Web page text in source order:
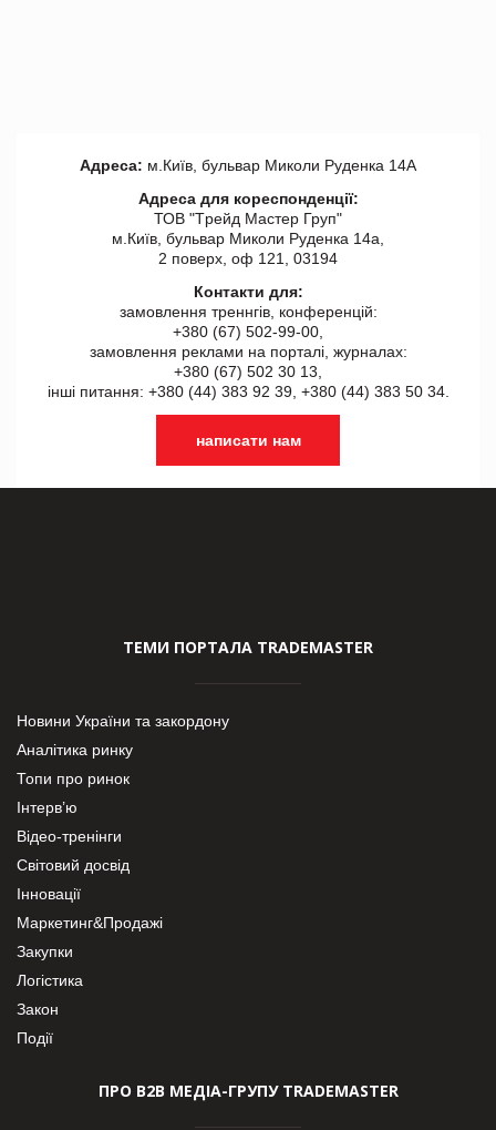
Адреса: м.Київ, бульвар Миколи Руденка 14А
Адреса для кореспонденції:
ТОВ "Tрейд Мастер Груп"
м.Київ, бульвар Миколи Руденка 14а,
2 поверх, оф 121, 03194
Контакти для:
замовлення треннгів, конференцій:
+380 (67) 502-99-00,
замовлення реклами на порталі, журналах:
+380 (67) 502 30 13,
інші питання: +380 (44) 383 92 39, +380 (44) 383 50 34.
написати нам
ТЕМИ ПОРТАЛА TRADEMASTER
Новини України та закордону
Аналітика ринку
Топи про ринок
Інтерв’ю
Відео-тренінги
Світовий досвід
Інновації
Маркетинг&Продажі
Закупки
Логістика
Закон
Події
ПРО В2В МЕДІА-ГРУПУ TRADEMASTER